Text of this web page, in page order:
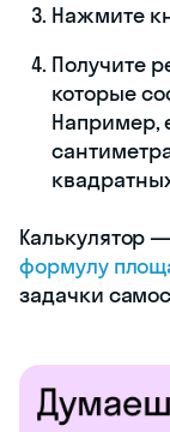
Нажмите
Получите
которые
Например,
Калькулятор
формулу
задачки